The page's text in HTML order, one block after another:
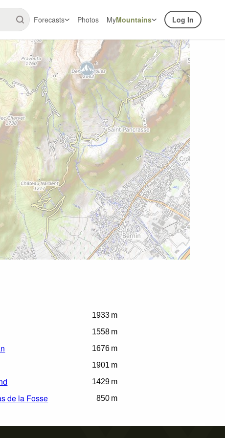
Forecasts Photos MyMountains Log In
1933 m
1558 m
1676 m
1901 m
1429 m
de la Fosse 850 m